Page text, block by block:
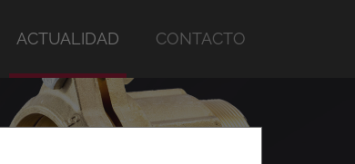
ACTUALIDAD CONTACTO